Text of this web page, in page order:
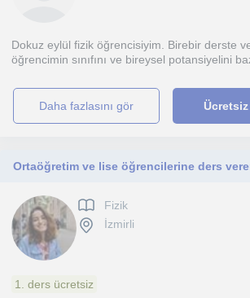
Dokuz eylül fizik öğrencisiyim. Birebir derste
öğrencimin sınıfını ve bireysel potansiyelini
daha fazlasını gör
Ortaöğretim ve lise öğrencilerine ders
Fizik
İzmirli
1. ders ücretsiz